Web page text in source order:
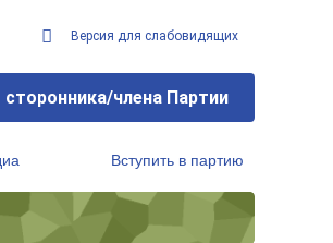
Версия для слабовидящих
члена Партии
Вступить в партию